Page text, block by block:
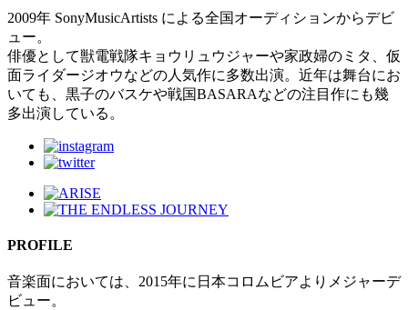
2009年 SonyMusicArtists による全国オーディションからデビ
ュー。
俳優として獣電戦隊キョウリュウジャーや家政婦のミタ、仮
面ライダージオウなどの人気作に多数出演。近年は舞台にお
いても、黒子のバスケや戦国BASARAなどの注目作にも幾
多出演している。
PROFILE
音楽面においては、2015年に日本コロムビアよりメジャーデ
ビュー。